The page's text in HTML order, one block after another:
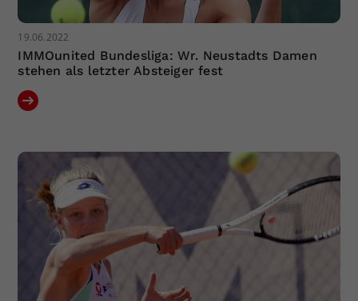
19.06.2022
IMMOunited Bundesliga: Wr. Neustadts Damen
stehen als letzter Absteiger fest